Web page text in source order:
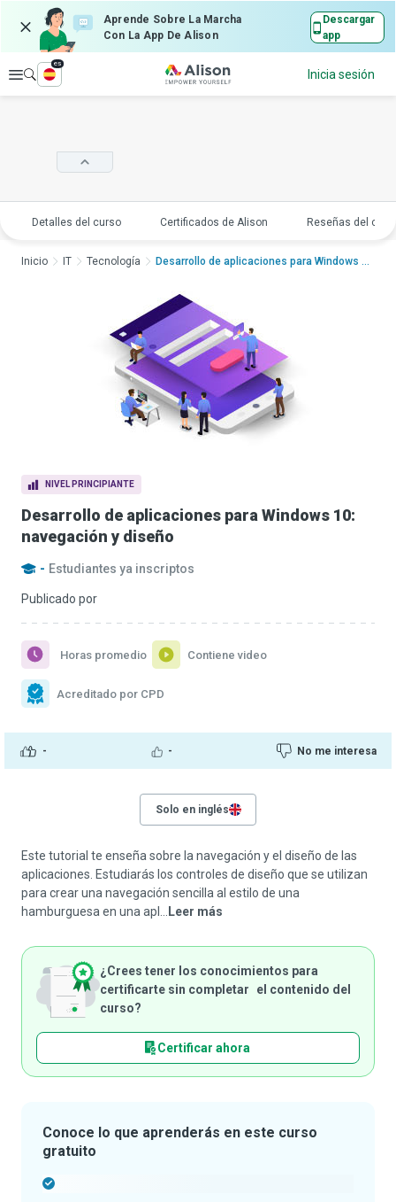
Aprende Sobre La Marcha
Con La App De Alison
Descargar
app
Explorar
es
Inicia sesión
Detalles del curso Certificados de Alison Reseñas del
NIVEL PRINCIPIANTE
Desarrollo de aplicaciones para Windows 10:
navegación y diseño
- Estudiantes ya inscriptos
Publicado por
- - No me interesa
Horas promedio Contiene video
Acreditado por CPD
Inicio IT Tecnología Desarrollo de aplicaciones para Windows 10: navegac...
Solo en inglés
Este tutorial te enseña sobre la navegación y el diseño de las
aplicaciones. Estudiarás los controles de diseño que se utilizan
para crear una navegación sencilla al estilo de una
hamburguesa en una apl...
Leer más
¿Crees tener los conocimientos para
certificarte sin completar el contenido del
curso?
Certificar ahora
Conoce lo que aprenderás en este curso
gratuito